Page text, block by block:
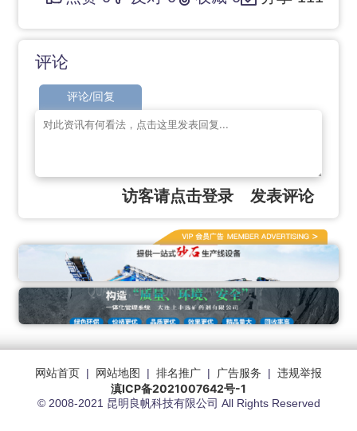
评论
评论/回复
访客请点击登录 发表评论
网站首页 | 网站地图 | 排名推广 | 广告服务 | 违规举报
滇ICP备2021007642号-1
© 2008-2021 昆明良帆科技有限公司 All Rights Reserved